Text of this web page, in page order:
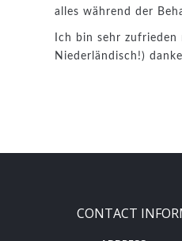
alles während der
Ich bin sehr
Niederländisch!)
CONTACT